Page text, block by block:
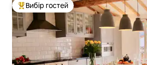
Топ вибір гостей
Вибір гостей